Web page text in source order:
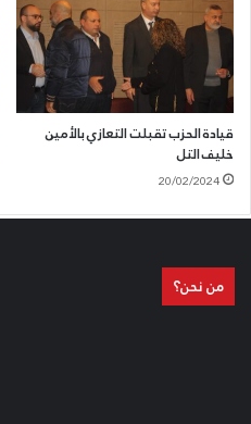
قيادة الحزب تقبلت التعازي بالأمين
خليف التل
20/02/2024
من نحن؟